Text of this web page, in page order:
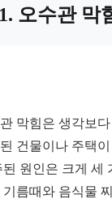
오수관 막
막힘은 생각보
건물이나 주택
된 원인은 크게 세
기름때와 음식물